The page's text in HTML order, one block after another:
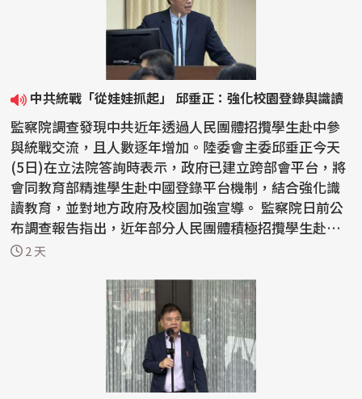
中共統戰「從娃娃抓起」 邱垂正：強化校園登錄與識讀
監察院調查發現中共近年透過人民團體招攬學生赴中參
與統戰交流，且人數逐年增加。陸委會主委邱垂正今天
(5日)在立法院答詢時表示，政府已建立跨部會平台，將
會同教育部精進學生赴中國登錄平台機制，結合強化識
讀教育，並對地方政府及校園加強宣導。 監察院日前公
布調查報告指出，近年部分人民團體積極招攬學生赴中
國參...
2 天